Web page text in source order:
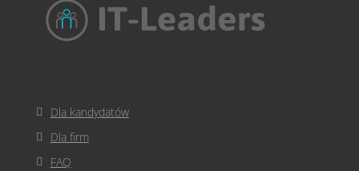
Dla kandydatów
Dla firm
FAQ